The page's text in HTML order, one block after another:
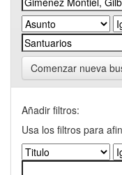
Comenzar nueva
Añadir filtros:
Usa los filtros para